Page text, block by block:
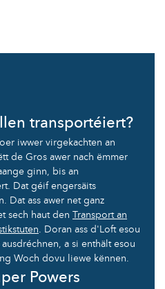
transportéiert?
iwwer virgekachten an
de Gros awer nach ëmmer
ginn, bis an
Dat géif engersäits
Dat ass awer net ganz
sech haut den Transport an
. Doran ass d'Loft esou
a si enthält esou
Woch dovu liewe kënnen.
Powers